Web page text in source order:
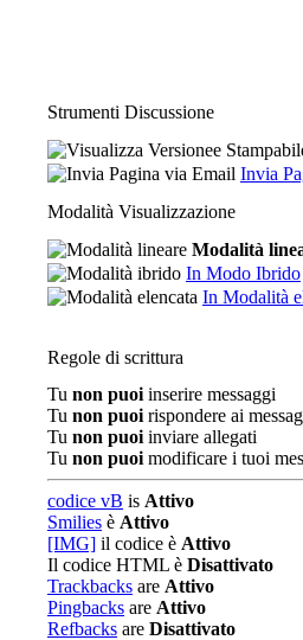
Strumenti Discussione
Invia
Modalità Visualizzazione
Modalità
In Modo Ibrido
In Modalità
Regole di scrittura
Tu non puoi inserire messaggi
Tu non puoi rispondere ai
Tu non puoi inviare allegati
Tu non puoi modificare i tuoi
codice vB is Attivo
Smilies è Attivo
[IMG] il codice è Attivo
Il codice HTML è Disattivato
Trackbacks are Attivo
Pingbacks are Attivo
Refbacks are Disattivato